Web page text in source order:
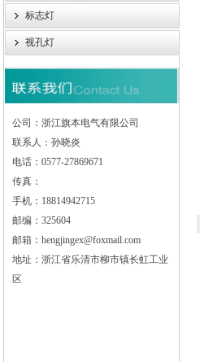
标志灯
视孔灯
公司：浙江旗本电气有限公司
联系人：孙晓炎
电话：0577-27869671
传真：
手机：18814942715
邮编：325604
邮箱：hengjingex@foxmail.com
地址：浙江省乐清市柳市镇长虹工业
区